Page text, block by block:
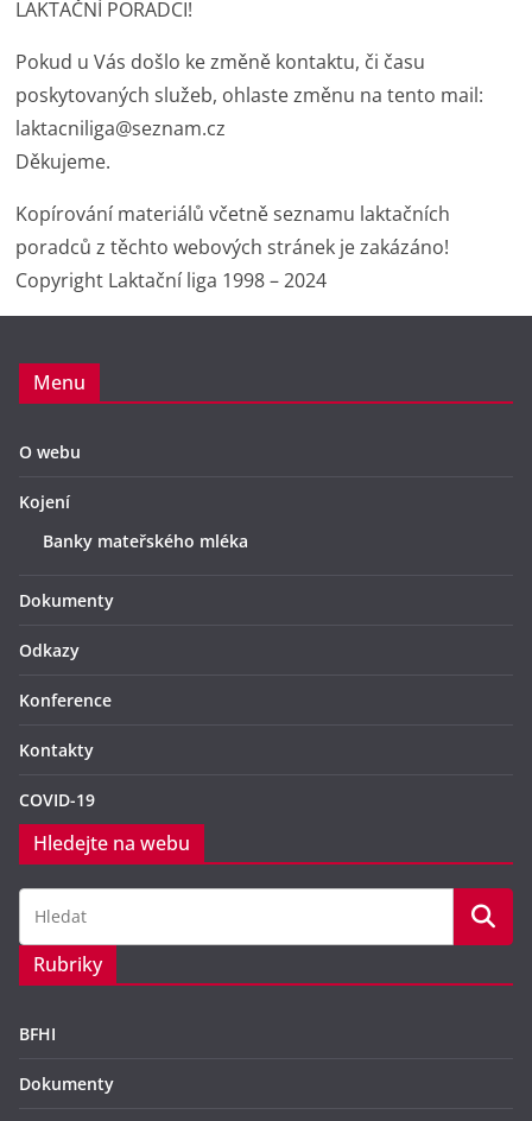
LAKTAČNÍ PORADCI!
Pokud u Vás došlo ke změně kontaktu, či času
poskytovaných služeb, ohlaste změnu na tento mail:
laktacniliga@seznam.cz
Děkujeme.
Kopírování materiálů včetně seznamu laktačních
poradců z těchto webových stránek je zakázáno!
Copyright Laktační liga 1998 – 2024
Menu
O webu
Kojení
Banky mateřského mléka
Dokumenty
Odkazy
Konference
Kontakty
COVID-19
Hledejte na webu
Rubriky
BFHI
Dokumenty